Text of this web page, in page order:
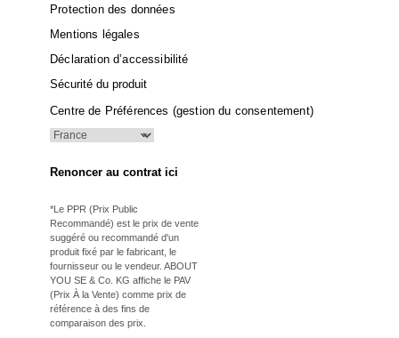
Protection des données
Mentions légales
Déclaration d’accessibilité
Sécurité du produit
Centre de Préférences (gestion du consentement)
Renoncer au contrat ici
*Le PPR (Prix Public
Recommandé) est le prix de vente
suggéré ou recommandé d'un
produit fixé par le fabricant, le
fournisseur ou le vendeur. ABOUT
YOU SE & Co. KG affiche le PAV
(Prix À la Vente) comme prix de
référence à des fins de
comparaison des prix.